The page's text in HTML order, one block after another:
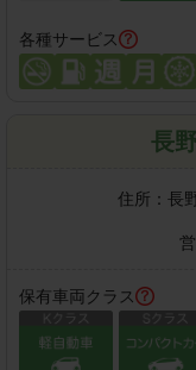
各種サービス
長
住所： 長
保有車両クラス